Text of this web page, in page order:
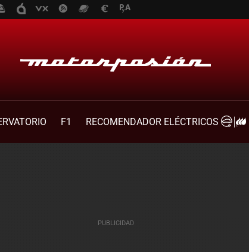
F1
RECOMENDADOR ELÉCTRICOS